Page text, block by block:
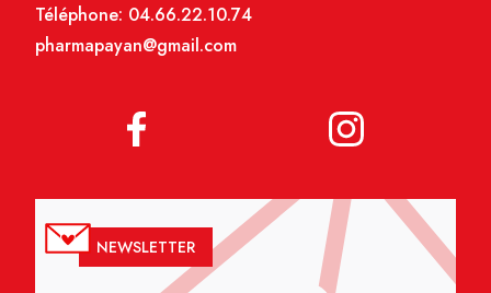
Téléphone: 04.66.22.10.74
pharmapayan@gmail.com
NEWSLETTER